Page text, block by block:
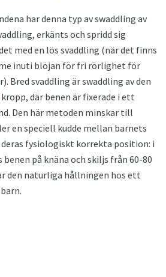
har denna typ av swaddling av
erkänts och spridd sig
med en lös svaddling (när det finns
inuti blöjan för fri rörlighet för
Bred svaddling är swaddling av den
där benen är fixerade i ett
Den här metoden minskar till
en speciell kudde mellan barnets
fysiologiskt korrekta position: i
benen på knäna och skiljs från 60-80
den naturliga hållningen hos ett